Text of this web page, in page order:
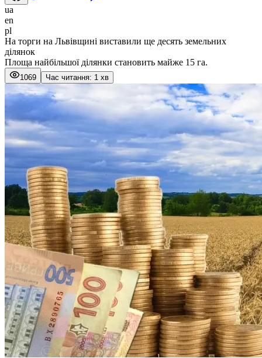
ua
en
pl
На торги на Львівщині виставили ще десять земельних
ділянок
Площа найбільшої ділянки становить майже 15 га.
1069 Час читання: 1 хв